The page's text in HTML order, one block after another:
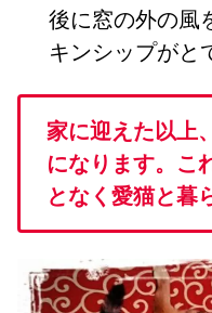
後に窓の外の風
キンシップがと
家に迎えた以上
になります。 こ
となく愛猫と暮